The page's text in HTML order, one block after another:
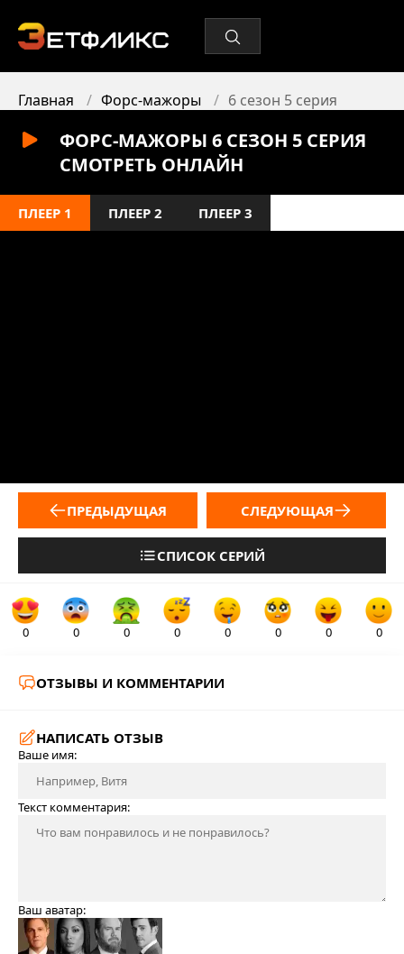
Главная Форс-мажоры 6 сезон 5 серия
ФОРС-МАЖОРЫ 6 СЕЗОН 5 СЕРИЯ
СМОТРЕТЬ ОНЛАЙН
ПЛЕЕР 1 ПЛЕЕР 2 ПЛЕЕР 3
ПРЕДЫДУЩАЯ
СПИСОК СЕРИЙ
СЛЕДУЮЩАЯ
0 0 0 0 0 0 0 0
ОТЗЫВЫ И КОММЕНТАРИИ
НАПИСАТЬ ОТЗЫВ
Ваше имя:
Текст комментария:
Ваш аватар: